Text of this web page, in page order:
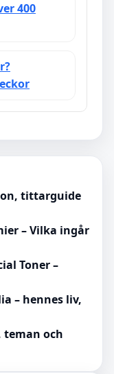
400
tittarguide
– Vilka ingår
Toner –
– hennes liv,
teman och